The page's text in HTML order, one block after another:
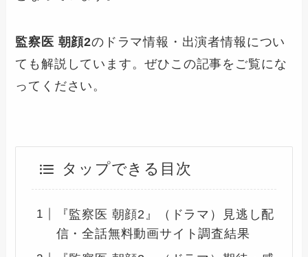
監察医 朝顔2のドラマ情報・出演者情報につい
ても解説しています。ぜひこの記事をご覧にな
ってください。
タップできる目次
『監察医 朝顔2』（ドラマ）見逃し配
信・全話無料動画サイト調査結果